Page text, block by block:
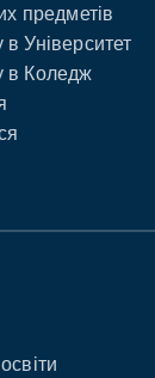
предметів
Університет
в Коледж